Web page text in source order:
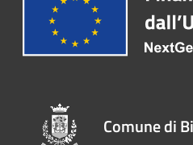
Comune di